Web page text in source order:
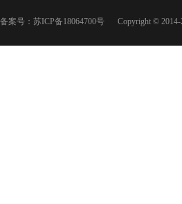
备案号： 苏ICP备18064700号 Copyright © 2014-